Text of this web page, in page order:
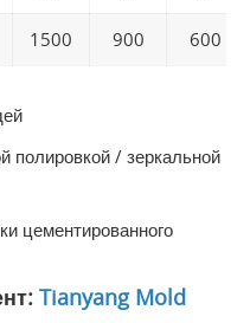
1500 900 600
полировкой / зеркальной
цементированного
Tianyang Mold